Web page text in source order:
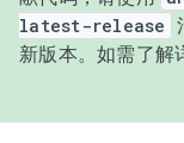
latest-release
新版本。如需了解